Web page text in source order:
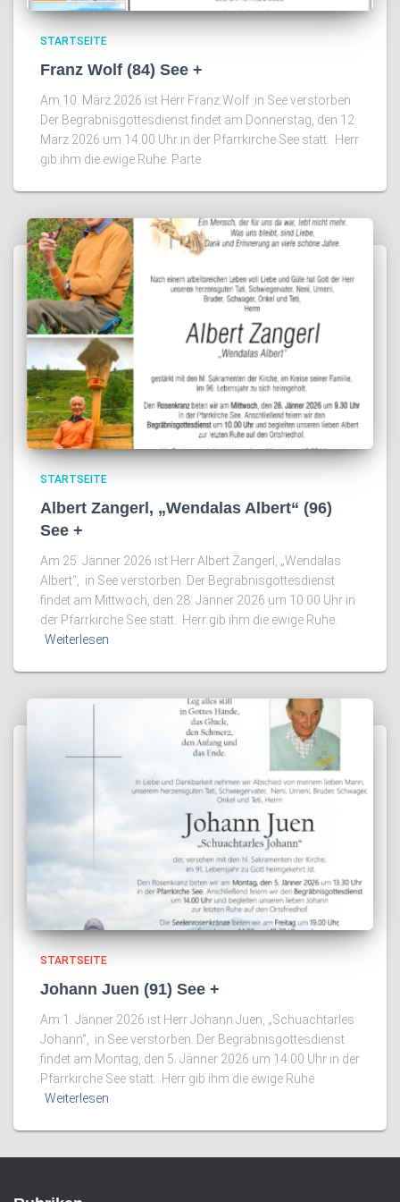
STARTSEITE
Franz Wolf (84) See +
Am 10. März 2026 ist Herr Franz Wolf in See verstorben.
Der Begräbnisgottesdienst findet am Donnerstag, den 12.
März 2026 um 14:00 Uhr in der Pfarrkirche See statt. Herr
gib ihm die ewige Ruhe. Parte
STARTSEITE
Albert Zangerl, „Wendalas Albert“ (96)
See +
Am 25. Jänner 2026 ist Herr Albert Zangerl, „Wendalas
Albert“, in See verstorben. Der Begräbnisgottesdienst
findet am Mittwoch, den 28. Jänner 2026 um 10:00 Uhr in
der Pfarrkirche See statt. Herr gib ihm die ewige Ruhe.
Weiterlesen
STARTSEITE
Johann Juen (91) See +
Am 1. Jänner 2026 ist Herr Johann Juen, „Schuachtarles
Johann“, in See verstorben. Der Begräbnisgottesdienst
findet am Montag, den 5. Jänner 2026 um 14:00 Uhr in der
Pfarrkirche See statt. Herr gib ihm die ewige Ruhe.
Weiterlesen